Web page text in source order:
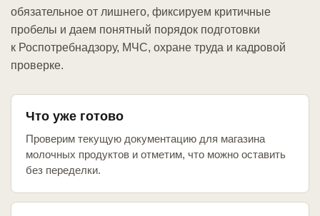
обязательное от лишнего, фиксируем критичные
пробелы и даем понятный порядок подготовки
к Роспотребнадзору, МЧС, охране труда и кадровой
проверке.
Что уже готово
Проверим текущую документацию для магазина
молочных продуктов и отметим, что можно оставить
без переделки.